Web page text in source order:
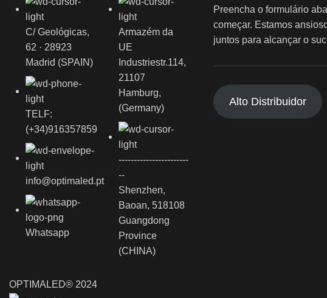
C/ Geológicas,
62 · 28923
Madrid (SPAIN)
TELF:
(+34)916357859
info@optimaled.pt
Whatsapp
Armazém da
UE
Industriestr.114,
21107
Hamburg,
(Germany)
-----------------------
--
Shenzhen,
Baoan, 518108
Guangdong
Province
(CHINA)
Preencha o formulário
começar. Estamos
juntos para alcançar o
Alto Distribuidor
OPTIMALED® 2024